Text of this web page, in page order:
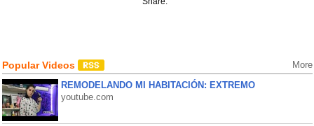
Popular Videos More
REMODELANDO MI HABITACIÓN: EXTREMO
youtube.com